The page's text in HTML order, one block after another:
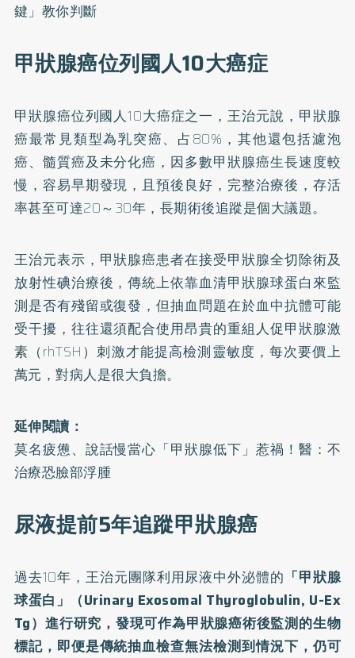
鍵」教你判斷
甲狀腺癌位列國人10大癌症
甲狀腺癌位列國人10大癌症之一，王治元說，甲狀腺
癌最常見類型為乳突癌、占80%，其他還包括濾泡
癌、髓質癌及未分化癌，因多數甲狀腺癌生長速度較
慢，容易早期發現，且預後良好，完整治療後，存活
率甚至可達20～30年，長期術後追蹤是個大議題。
王治元表示，甲狀腺癌患者在接受甲狀腺全切除術及
放射性碘治療後，傳統上依靠血清甲狀腺球蛋白來監
測是否有殘留或復發，但抽血問題在於血中抗體可能
受干擾，往往還須配合使用昂貴的重組人促甲狀腺激
素（rhTSH）刺激才能提高檢測靈敏度，每次要價上
萬元，對病人是很大負擔。
延伸閱讀：
莫名疲憊、說話慢當心「甲狀腺低下」惹禍！醫：不
治療恐臉部浮腫
尿液提前5年追蹤甲狀腺癌
過去10年，王治元團隊利用尿液中外泌體的 「甲狀腺
球蛋白」（Urinary Exosomal Thyroglobulin, U-Ex
Tg）進行研究，發現可作為甲狀腺癌術後監測的生物
標記，即便是傳統抽血檢查無法檢測到情況下，仍可